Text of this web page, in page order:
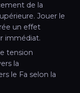
de la
Jouer le
un effet
immédiat.
tension
la
le Fa selon la